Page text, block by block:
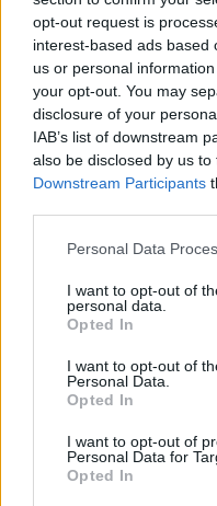
opt-out request is
interest-based ads based
us or personal
your opt-out. You may
disclosure of your
IAB’s list of downstream
also be disclosed by us
Downstream Participants
Please note that this
not limited to your visit or
grant or deny consent to
use your data for below
consent section.
Personal Data
I want to opt-out of
personal data.
Opted In
I want to opt-out of
Personal Data.
Opted In
I want to opt-out of
Personal Data for
Opted In
24/
Buscando un billete para
Fauthoux expone su
de